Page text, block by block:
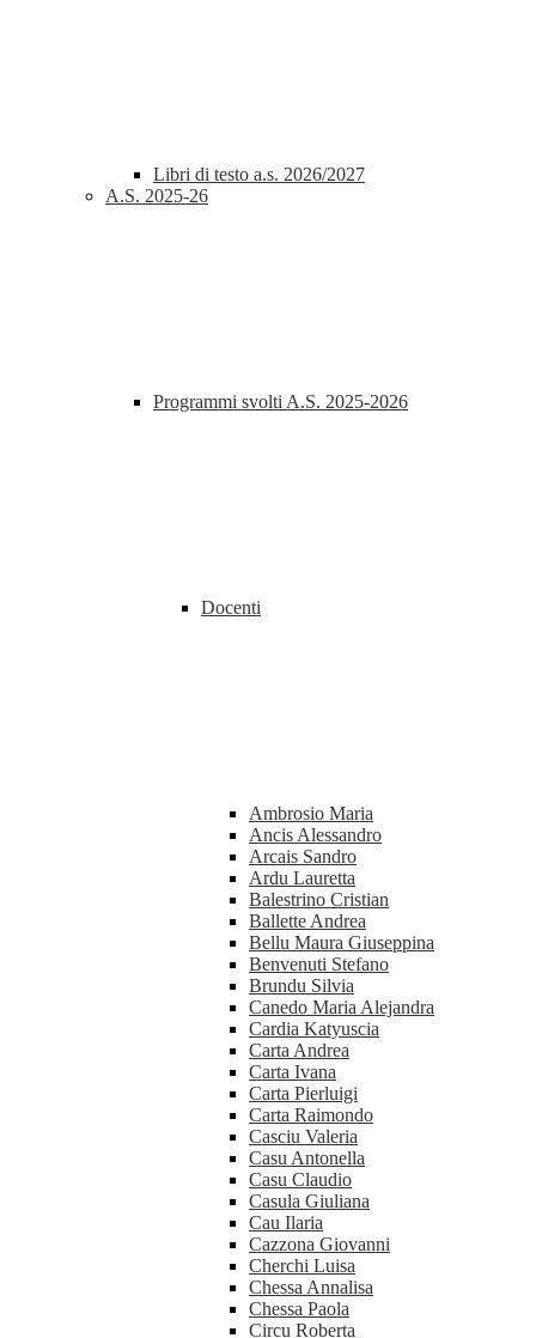
Libri di testo a.s. 2026/2027
A.S. 2025-26
Programmi svolti A.S. 2025-2026
Docenti
Ambrosio Maria
Ancis Alessandro
Arcais Sandro
Ardu Lauretta
Balestrino Cristian
Ballette Andrea
Bellu Maura Giuseppina
Benvenuti Stefano
Brundu Silvia
Canedo Maria Alejandra
Cardia Katyuscia
Carta Andrea
Carta Ivana
Carta Pierluigi
Carta Raimondo
Casciu Valeria
Casu Antonella
Casu Claudio
Casula Giuliana
Cau Ilaria
Cazzona Giovanni
Cherchi Luisa
Chessa Annalisa
Chessa Paola
Circu Roberta